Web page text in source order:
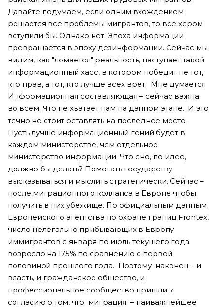
Давайте подумаем, если одним вхождением
решается все проблемы мигрантов, то все хором
вступили бы. Однако нет. Эпоха информации
превращается в эпоху дезинформации. Сейчас мы
видим, как "ломается" реальность, наступает такой
информационный хаос, в котором победит не тот,
кто прав, а тот, кто лучше всех врет. Мне думается
Информационная составляющая – сейчас важна
во всем. Что не хватает нам на данном этапе. И это
точно не стоит оставлять на последнее место.
Пусть лучше информационный гений будет в
каждом министерстве, чем отдельное
министерство информации. Что оно, по идее,
должно бы делать? Помогать государству
высказываться и мыслить стратегически. Сейчас –
после миграционного коллапса в Европе чтобы
получить в них убежище. По официальным данным
Европейского агентства по охране границ Frontex,
число нелегально прибывающих в Европу
иммигрантов с января по июль текущего года
возросло на 175% по сравнению с первой
половиной прошлого года. Поэтому наконец – и
власть, и гражданское общество, и
профессиональное сообщество пришли к
согласию о том, что миграция – наиважнейшее